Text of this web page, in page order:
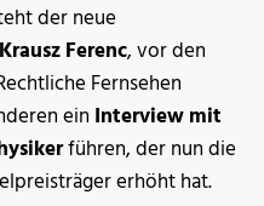
der neue
Ferenc, vor den
Fernsehen
ein Interview mit
führen, der nun die
erhöht hat.